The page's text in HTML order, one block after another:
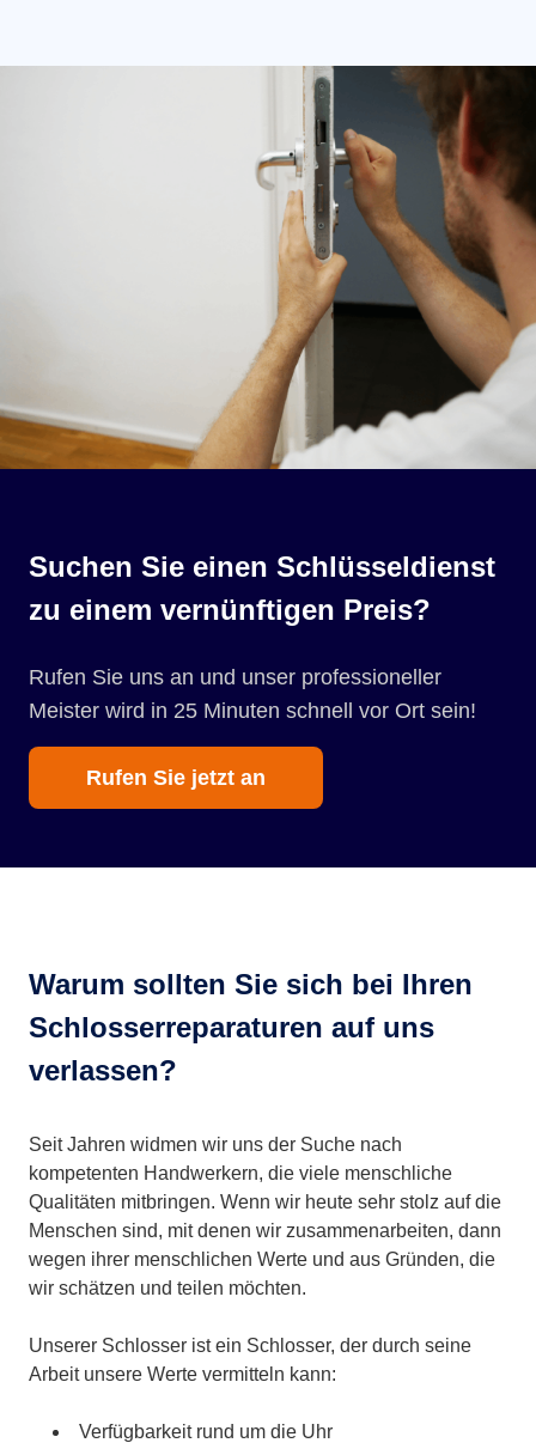
Suchen Sie einen Schlüsseldienst
zu einem vernünftigen Preis?
Rufen Sie uns an und unser professioneller
Meister wird in 25 Minuten schnell vor Ort sein!
Rufen Sie jetzt an
Warum sollten Sie sich bei Ihren
Schlosserreparaturen auf uns
verlassen?
Seit Jahren widmen wir uns der Suche nach
kompetenten Handwerkern, die viele menschliche
Qualitäten mitbringen. Wenn wir heute sehr stolz auf die
Menschen sind, mit denen wir zusammenarbeiten, dann
wegen ihrer menschlichen Werte und aus Gründen, die
wir schätzen und teilen möchten.
Unserer Schlosser ist ein Schlosser, der durch seine
Arbeit unsere Werte vermitteln kann:
Verfügbarkeit rund um die Uhr